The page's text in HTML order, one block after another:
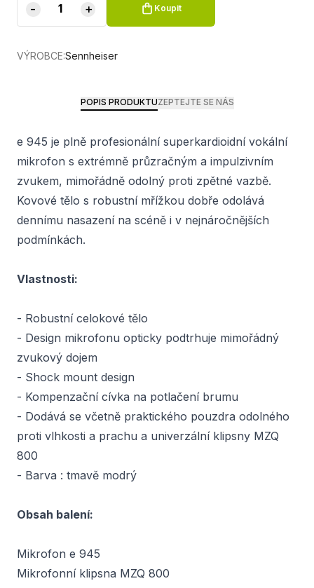
- + Koupit
VÝROBCE:Sennheiser
POPIS PRODUKTUZEPTEJTE SE NÁS
e 945 je plně profesionální superkardioidní vokální
mikrofon s extrémně průzračným a impulzivním
zvukem, mimořádně odolný proti zpětné vazbě.
Kovové tělo s robustní mřížkou dobře odolává
dennímu nasazení na scéně i v nejnáročnějších
podmínkách.
Vlastnosti:
- Robustní celokové tělo
- Design mikrofonu opticky podtrhuje mimořádný
zvukový dojem
- Shock mount design
- Kompenzační cívka na potlačení brumu
- Dodává se včetně praktického pouzdra odolného
proti vlhkosti a prachu a univerzální klipsny MZQ
800
- Barva : tmavě modrý
Obsah balení:
Mikrofon e 945
Mikrofonní klipsna MZQ 800